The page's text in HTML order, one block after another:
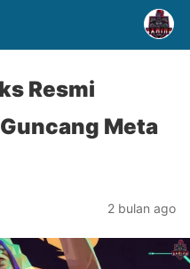
Resmi
Meta
2 bulan ago